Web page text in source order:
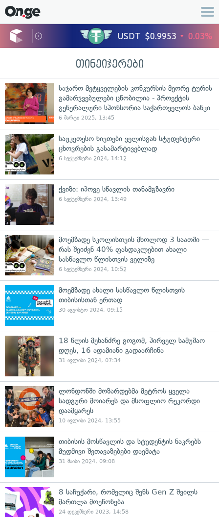
თინეიჯერები
საჯარო მეტყველების კონკურსის მეორე ტურის
გამარჯვებულები ცნობილია - პროექტის
გენერალური სპონსორია საქართველოს ბანკი
6 მარტი 2025, 13:45
საუკეთესო ნივთები ველისგან სტუდენტური
ცხოვრების გასამარტივებლად
6 სექტემბერი 2024, 14:12
ქვიზი: იპოვე სწავლის თანამგზავრი
6 სექტემბერი 2024, 13:49
მოემზადე სკოლისთვის მხოლოდ 3 საათში —
რას შეიძენ 40% ფასდაკლებით ახალი
სასწავლო წლისთვის ველიზე
6 სექტემბერი 2024, 10:52
მოემზადე ახალი სასწავლო წლისთვის
თიბისისთან ერთად
30 აგვისტო 2024, 09:15
18 წლის მეხანძრე გოგომ, პირველ სამუშაო
დღეს, 16 ადამიანი გადაარჩინა
31 ივლისი 2024, 07:34
ლონდონში მოზარდებმა მეტროს ყველა
სადგური მოიარეს და მსოფლიო რეკორდი
დაამყარეს
10 ივლისი 2024, 13:55
თიბისის მოსწავლის და სტუდენტის ნაკრებს
მუდმივი შეთავაზებები დაემატა
31 მაისი 2024, 09:08
8 საჩუქარი, რომელიც შენს Gen Z შვილს
მართლა მოეწონება
24 დეკემბერი 2023, 14:58